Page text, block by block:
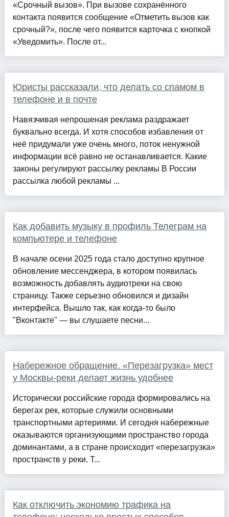
«Срочный вызов». При вызове сохранённого
контакта появится сообщение «Отметить вызов как
срочный?», после чего появится карточка с кнопкой
«Уведомить». После от...
Юристы рассказали, что делать со спамом в
телефоне и в почте
Навязчивая непрошеная реклама раздражает
буквально всегда. И хотя способов избавления от
неё придумали уже очень много, поток ненужной
информации всё равно не останавливается. Какие
законы регулируют рассылку рекламы В России
рассылка любой рекламы ...
Как добавить музыку в профиль Телеграм на
компьютере и телефоне
В начале осени 2025 года стало доступно крупное
обновление мессенджера, в котором появилась
возможность добавлять аудиотреки на свою
страницу. Также серьезно обновился и дизайн
интерфейса. Вышло так, как когда-то было
"Вконтакте" — вы слушаете песни...
Набережное обращение. «Перезагрузка» мест
у Москвы-реки делает жизнь удобнее
Исторически российские города формировались на
берегах рек, которые служили основными
транспортными артериями. И сегодня набережные
оказываются организующими пространство города
доминантами, а в стране происходит «перезагрузка»
пространств у реки. Т...
Как отключить экономию трафика на